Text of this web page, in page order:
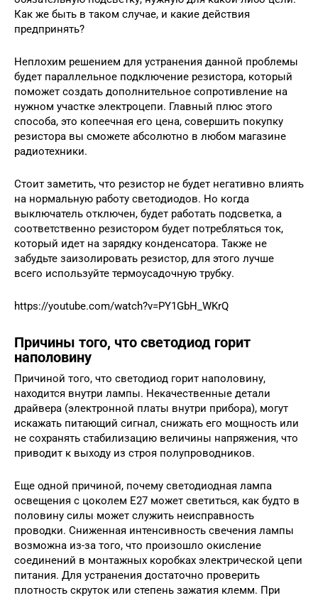
Как же быть в таком случае, и какие действия
предпринять?
Неплохим решением для устранения данной проблемы
будет параллельное подключение резистора, который
поможет создать дополнительное сопротивление на
нужном участке электроцепи. Главный плюс этого
способа, это копеечная его цена, совершить покупку
резистора вы сможете абсолютно в любом магазине
радиотехники.
Стоит заметить, что резистор не будет негативно влиять
на нормальную работу светодиодов. Но когда
выключатель отключен, будет работать подсветка, а
соответственно резистором будет потребляться ток,
который идет на зарядку конденсатора. Также не
забудьте заизолировать резистор, для этого лучше
всего используйте термоусадочную трубку.
https://youtube.com/watch?v=PY1GbH_WKrQ
Причины того, что светодиод горит
наполовину
Причиной того, что светодиод горит наполовину,
находится внутри лампы. Некачественные детали
драйвера (электронной платы внутри прибора), могут
искажать питающий сигнал, снижать его мощность или
не сохранять стабилизацию величины напряжения, что
приводит к выходу из строя полупроводников.
Еще одной причиной, почему светодиодная лампа
освещения с цоколем Е27 может светиться, как будто в
половину силы может служить неисправность
проводки. Сниженная интенсивность свечения лампы
возможна из-за того, что произошло окисление
соединений в монтажных коробках электрической цепи
питания. Для устранения достаточно проверить
плотность скруток или степень зажатия клемм. При